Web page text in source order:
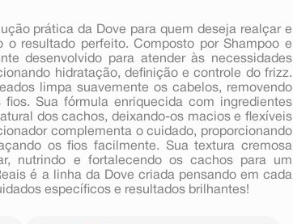
prática da Dove para quem deseja realçar e
resultado perfeito. Composto por Shampoo e
desenvolvido para atender às necessidades
hidratação, definição e controle do frizz.
limpa suavemente os cabelos, removendo
Sua fórmula enriquecida com ingredientes
dos cachos, deixando-os macios e flexíveis
complementa o cuidado, proporcionando
os fios facilmente. Sua textura cremosa
nutrindo e fortalecendo os cachos para um
é a linha da Dove criada pensando em cada
específicos e resultados brilhantes!